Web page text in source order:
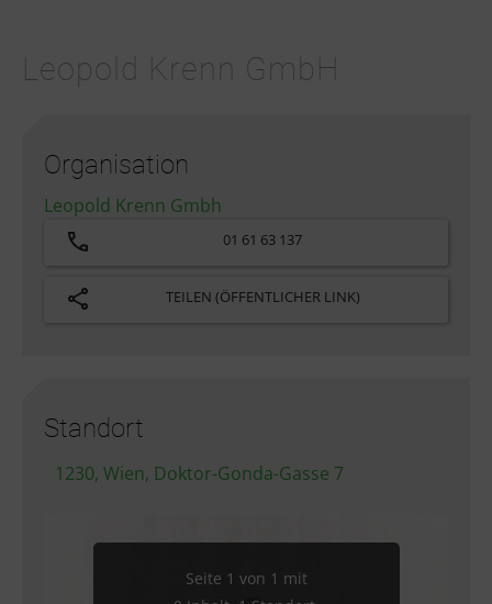
Leopold Krenn GmbH
Organisation
Leopold Krenn Gmbh
01 61 63 137
TEILEN (ÖFFENTLICHER LINK)
Standort
1230, Wien, Doktor-Gonda-Gasse 7
Seite 1 von 1 mit